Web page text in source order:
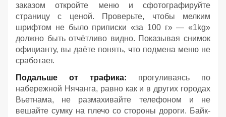
заказом откройте меню и сфотографируйте
страницу с ценой. Проверьте, чтобы мелким
шрифтом не было приписки «за 100 г» — «1kg»
должно быть отчётливо видно. Показывая снимок
официанту, вы даёте понять, что подмена меню не
сработает.
Подальше от трафика: прогуливаясь по
набережной Нячанга, равно как и в других городах
Вьетнама, не размахивайте телефоном и не
вешайте сумку на плечо со стороны дороги. Байк-